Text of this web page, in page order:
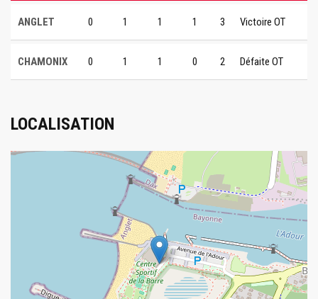
ANGLET 0 1 1 1 3 Victoire OT
CHAMONIX 0 1 1 0 2 Défaite OT
LOCALISATION